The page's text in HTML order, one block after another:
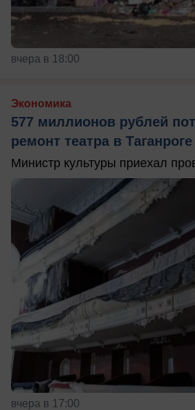
вчера в 18:00
Экономика
577 миллионов рублей
ремонт театра в Таганроге
Министр культуры приехал
вчера в 17:00